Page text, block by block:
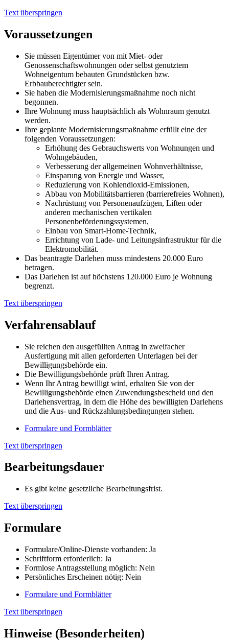
Text überspringen
Voraussetzungen
Sie müssen Eigentümer von mit Miet- oder
Genossenschaftswohnungen oder selbst genutztem
Wohneigentum bebauten Grundstücken bzw.
Erbbauberechtigter sein.
Sie haben die Modernisierungsmaßnahme noch nicht
begonnen.
Ihre Wohnung muss hauptsächlich als Wohnraum genutzt
werden.
Ihre geplante Modernisierungsmaßnahme erfüllt eine der
folgenden Voraussetzungen:
Erhöhung des Gebrauchswerts von Wohnungen und
Wohngebäuden,
Verbesserung der allgemeinen Wohnverhältnisse,
Einsparung von Energie und Wasser,
Reduzierung von Kohlendioxid-Emissionen,
Abbau von Mobilitätsbarrieren (barrierefreies Wohnen),
Nachrüstung von Personenaufzügen, Liften oder
anderen mechanischen vertikalen
Personenbeförderungssystemen,
Einbau von Smart-Home-Technik,
Errichtung von Lade- und Leitungsinfrastruktur für die
Elektromobilität.
Das beantragte Darlehen muss mindestens 20.000 Euro
betragen.
Das Darlehen ist auf höchstens 120.000 Euro je Wohnung
begrenzt.
Text überspringen
Verfahrensablauf
Sie reichen den ausgefüllten Antrag in zweifacher
Ausfertigung mit allen geforderten Unterlagen bei der
Bewilligungsbehörde ein.
Die Bewilligungsbehörde prüft Ihren Antrag.
Wenn Ihr Antrag bewilligt wird, erhalten Sie von der
Bewilligungsbehörde einen Zuwendungsbescheid und den
Darlehensvertrag, in dem die Höhe des bewilligten Darlehens
und die Aus- und Rückzahlungsbedingungen stehen.
Formulare und Formblätter
Text überspringen
Bearbeitungsdauer
Es gibt keine gesetzliche Bearbeitungsfrist.
Text überspringen
Formulare
Formulare/Online-Dienste vorhanden: Ja
Schriftform erforderlich: Ja
Formlose Antragsstellung möglich: Nein
Persönliches Erscheinen nötig: Nein
Formulare und Formblätter
Text überspringen
Hinweise (Besonderheiten)